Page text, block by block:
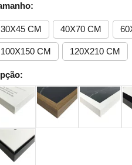
30X45 CM 40X70 CM
100X150 CM 120X210 CM